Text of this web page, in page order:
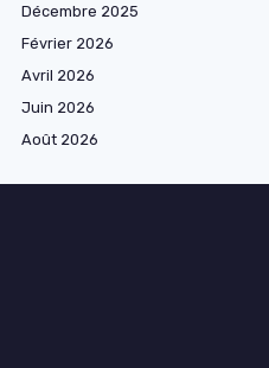
Décembre 2025
Février 2026
Avril 2026
Juin 2026
Août 2026